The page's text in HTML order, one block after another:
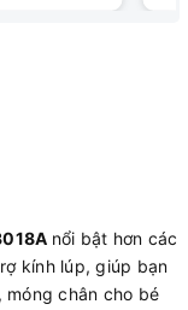
nổi bật hơn các
kính lúp, giúp bạn
chân cho bé